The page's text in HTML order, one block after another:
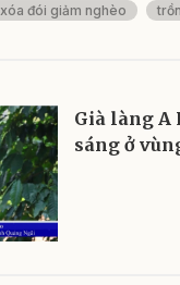
xóa đói giảm nghèo
Già làng A
sáng ở